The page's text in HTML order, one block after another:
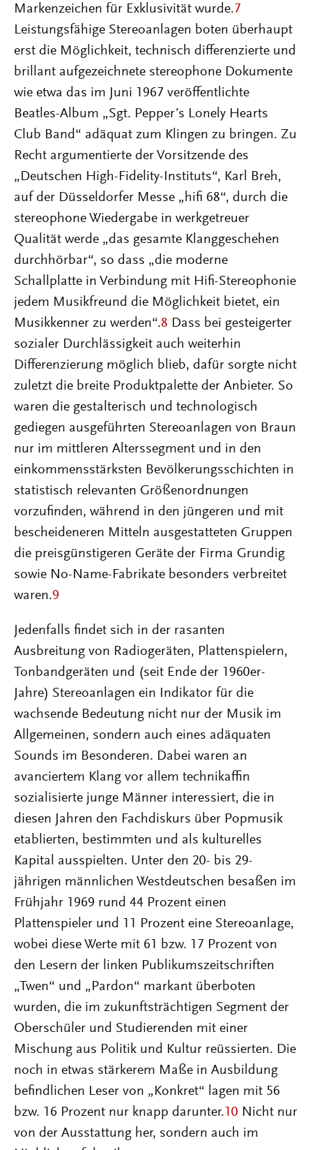
Markenzeichen für Exklusivität wurde.7
Leistungsfähige Stereoanlagen boten überhaupt
erst die Möglichkeit, technisch differenzierte und
brillant aufgezeichnete stereophone Dokumente
wie etwa das im Juni 1967 veröffentlichte
Beatles-Album „Sgt. Pepper’s Lonely Hearts
Club Band“ adäquat zum Klingen zu bringen. Zu
Recht argumentierte der Vorsitzende des
„Deutschen High-Fidelity-Instituts“, Karl Breh,
auf der Düsseldorfer Messe „hifi 68“, durch die
stereophone Wiedergabe in werkgetreuer
Qualität werde „das gesamte Klanggeschehen
durchhörbar“, so dass „die moderne
Schallplatte in Verbindung mit Hifi-Stereophonie
jedem Musikfreund die Möglichkeit bietet, ein
Musikkenner zu werden“.8 Dass bei gesteigerter
sozialer Durchlässigkeit auch weiterhin
Differenzierung möglich blieb, dafür sorgte nicht
zuletzt die breite Produktpalette der Anbieter. So
waren die gestalterisch und technologisch
gediegen ausgeführten Stereoanlagen von Braun
nur im mittleren Alterssegment und in den
einkommensstärksten Bevölkerungsschichten in
statistisch relevanten Größenordnungen
vorzufinden, während in den jüngeren und mit
bescheideneren Mitteln ausgestatteten Gruppen
die preisgünstigeren Geräte der Firma Grundig
sowie No-Name-Fabrikate besonders verbreitet
waren.9
Jedenfalls findet sich in der rasanten
Ausbreitung von Radiogeräten, Plattenspielern,
Tonbandgeräten und (seit Ende der 1960er-
Jahre) Stereoanlagen ein Indikator für die
wachsende Bedeutung nicht nur der Musik im
Allgemeinen, sondern auch eines adäquaten
Sounds im Besonderen. Dabei waren an
avanciertem Klang vor allem technikaffin
sozialisierte junge Männer interessiert, die in
diesen Jahren den Fachdiskurs über Popmusik
etablierten, bestimmten und als kulturelles
Kapital ausspielten. Unter den 20- bis 29-
jährigen männlichen Westdeutschen besaßen im
Frühjahr 1969 rund 44 Prozent einen
Plattenspieler und 11 Prozent eine Stereoanlage,
wobei diese Werte mit 61 bzw. 17 Prozent von
den Lesern der linken Publikumszeitschriften
„Twen“ und „Pardon“ markant überboten
wurden, die im zukunftsträchtigen Segment der
Oberschüler und Studierenden mit einer
Mischung aus Politik und Kultur reüssierten. Die
noch in etwas stärkerem Maße in Ausbildung
befindlichen Leser von „Konkret“ lagen mit 56
bzw. 16 Prozent nur knapp darunter. 10 Nicht nur
von der Ausstattung her, sondern auch im